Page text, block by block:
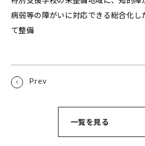
病弱等の障がいに対応できる総合化し
て整備
一覧を見る